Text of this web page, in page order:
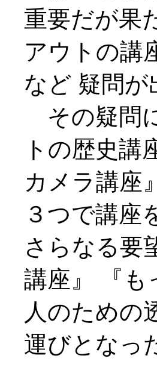
重要だが果
アウトの講
など 疑問が
その疑問
トの歴史講
カメラ講座
３つで講座
さらなる要
講座』 『も
人のための
運びとなっ